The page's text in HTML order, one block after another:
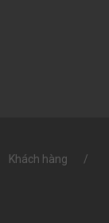
Khách hàng